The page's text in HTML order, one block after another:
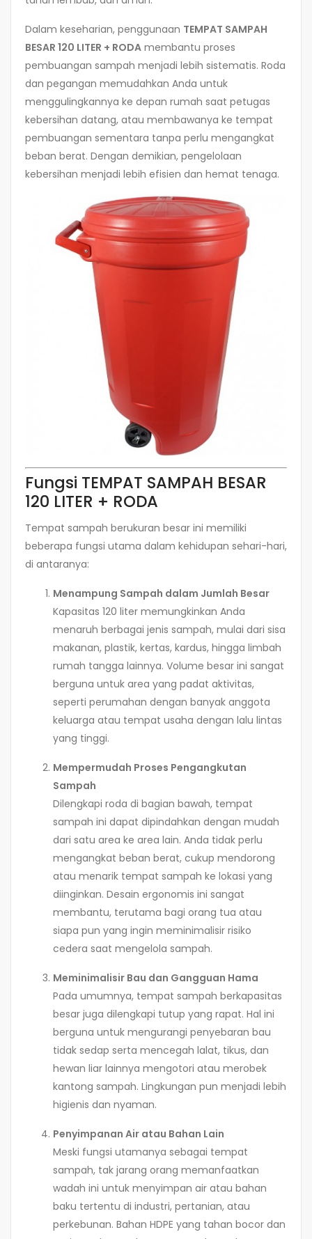
Dalam keseharian, penggunaan TEMPAT SAMPAH
BESAR 120 LITER + RODA membantu proses
pembuangan sampah menjadi lebih sistematis. Roda
dan pegangan memudahkan Anda untuk
menggulingkannya ke depan rumah saat petugas
kebersihan datang, atau membawanya ke tempat
pembuangan sementara tanpa perlu mengangkat
beban berat. Dengan demikian, pengelolaan
kebersihan menjadi lebih efisien dan hemat tenaga.
Fungsi TEMPAT SAMPAH BESAR
120 LITER + RODA
Tempat sampah berukuran besar ini memiliki
beberapa fungsi utama dalam kehidupan sehari-hari,
di antaranya:
Menampung Sampah dalam Jumlah Besar
Kapasitas 120 liter memungkinkan Anda
menaruh berbagai jenis sampah, mulai dari sisa
makanan, plastik, kertas, kardus, hingga limbah
rumah tangga lainnya. Volume besar ini sangat
berguna untuk area yang padat aktivitas,
seperti perumahan dengan banyak anggota
keluarga atau tempat usaha dengan lalu lintas
yang tinggi.
Mempermudah Proses Pengangkutan
Sampah
Dilengkapi roda di bagian bawah, tempat
sampah ini dapat dipindahkan dengan mudah
dari satu area ke area lain. Anda tidak perlu
mengangkat beban berat, cukup mendorong
atau menarik tempat sampah ke lokasi yang
diinginkan. Desain ergonomis ini sangat
membantu, terutama bagi orang tua atau
siapa pun yang ingin meminimalisir risiko
cedera saat mengelola sampah.
Meminimalisir Bau dan Gangguan Hama
Pada umumnya, tempat sampah berkapasitas
besar juga dilengkapi tutup yang rapat. Hal ini
berguna untuk mengurangi penyebaran bau
tidak sedap serta mencegah lalat, tikus, dan
hewan liar lainnya mengotori atau merobek
kantong sampah. Lingkungan pun menjadi lebih
higienis dan nyaman.
Penyimpanan Air atau Bahan Lain
Meski fungsi utamanya sebagai tempat
sampah, tak jarang orang memanfaatkan
wadah ini untuk menyimpan air atau bahan
baku tertentu di industri, pertanian, atau
perkebunan. Bahan HDPE yang tahan bocor dan